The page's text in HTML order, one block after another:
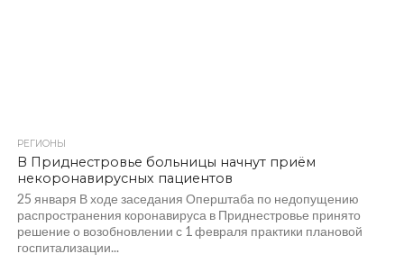
РЕГИОНЫ
В Приднестровье больницы начнут приём
некоронавирусных пациентов
25 января В ходе заседания Оперштаба по недопущению
распространения коронавируса в Приднестровье принято
решение о возобновлении с 1 февраля практики плановой
госпитализации...